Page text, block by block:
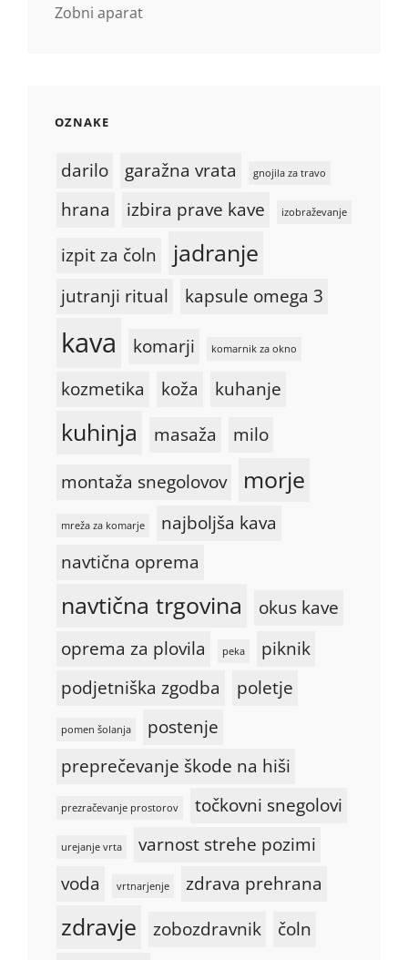
Zobni aparat
OZNAKE
darilo garažna vrata gnojila za travo
hrana izbira prave kave izobraževanje
izpit za čoln jadranje
jutranji ritual kapsule omega 3
kava komarji komarnik za okno
kozmetika koža kuhanje
kuhinja masaža
milo
montaža snegolovov
morje
mreža za komarje
najboljša kava
navtična oprema
navtična trgovina
okus kave
oprema za plovila
peka
piknik
podjetniška zgodba
poletje
pomen šolanja
postenje
preprečevanje škode na hiši
prezračevanje prostorov točkovni snegolovi
urejanje vrta
varnost strehe pozimi
voda
vrtnarjenje zdrava prehrana
zdravje zobozdravnik čoln